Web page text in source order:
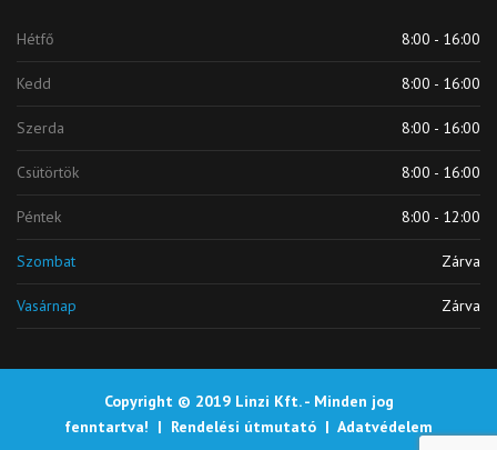
Hétfő 8:00 - 16:00
Kedd 8:00 - 16:00
Szerda 8:00 - 16:00
Csütörtök 8:00 - 16:00
Péntek 8:00 - 12:00
Szombat Zárva
Vasárnap Zárva
Copyright © 2019 Linzi Kft. - Minden jog
fenntartva! | Rendelési útmutató | Adatvédelem